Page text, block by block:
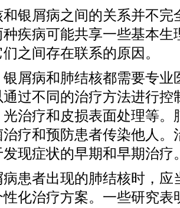
银屑病之间的关系并不完
疾病可能共享一些基本生
之间存在联系的原因。
屑病和肺结核都需要专业
过不同的治疗方法进行控
治疗和皮损表面处理等。
疗和预防患者传染他人。
发现症状的早期和早期治疗
患者出现的肺结核时，应
化治疗方案。一些研究表